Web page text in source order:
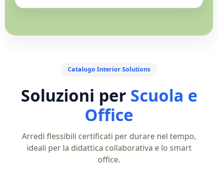
Catalogo Interior Solutions
Soluzioni per Scuola e
Office
Arredi flessibili certificati per durare nel tempo,
ideali per la didattica collaborativa e lo smart
office.